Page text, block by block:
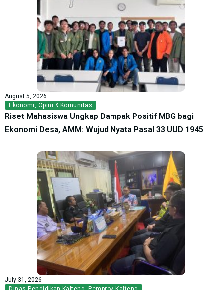
August 5, 2026
Ekonomi, Opini & Komunitas
Riset Mahasiswa Ungkap Dampak Positif MBG bagi
Ekonomi Desa, AMM: Wujud Nyata Pasal 33 UUD 1945
July 31, 2026
Dinas Pendidikan Kalteng, Pemprov Kalteng